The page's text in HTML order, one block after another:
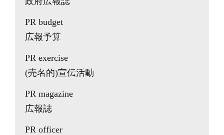
PR budget
広報予算
PR exercise
(売名的)宣伝活動
PR magazine
広報誌
PR officer